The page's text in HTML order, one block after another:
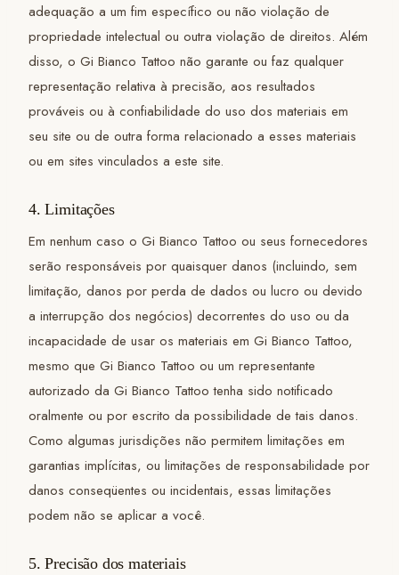
adequação a um fim específico ou não violação de
propriedade intelectual ou outra violação de direitos. Além
disso, o Gi Bianco Tattoo não garante ou faz qualquer
representação relativa à precisão, aos resultados
prováveis ou à confiabilidade do uso dos materiais em
seu site ou de outra forma relacionado a esses materiais
ou em sites vinculados a este site.
4. Limitações
Em nenhum caso o Gi Bianco Tattoo ou seus fornecedores
serão responsáveis por quaisquer danos (incluindo, sem
limitação, danos por perda de dados ou lucro ou devido
a interrupção dos negócios) decorrentes do uso ou da
incapacidade de usar os materiais em Gi Bianco Tattoo,
mesmo que Gi Bianco Tattoo ou um representante
autorizado da Gi Bianco Tattoo tenha sido notificado
oralmente ou por escrito da possibilidade de tais danos.
Como algumas jurisdições não permitem limitações em
garantias implícitas, ou limitações de responsabilidade por
danos conseqüentes ou incidentais, essas limitações
podem não se aplicar a você.
5. Precisão dos materiais